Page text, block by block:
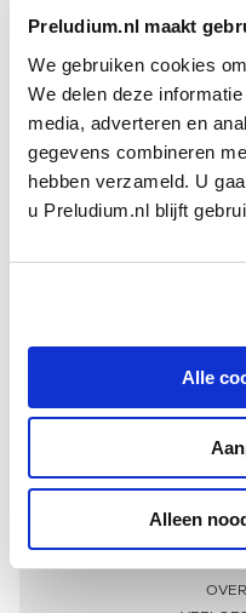
Preludium.nl maakt
We gebruiken cookies
We delen deze
media, adverteren en
gegevens combineren
hebben verzameld. U
u Preludium.nl blijft
Alle
Alleen